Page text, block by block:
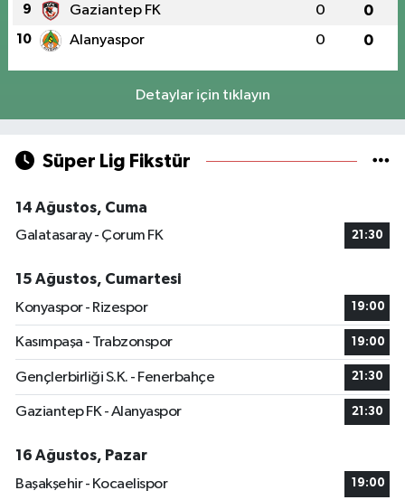
9 Gaziantep FK 0 0
10 Alanyaspor 0 0
Detaylar için tıklayın
Süper Lig Fikstür
14 Ağustos, Cuma
Galatasaray - Çorum FK
21:30
15 Ağustos, Cumartesi
Konyaspor - Rizespor
19:00
Kasımpaşa - Trabzonspor 19:00
Gençlerbirliği S.K. - Fenerbahçe 21:30
Gaziantep FK - Alanyaspor 21:30
16 Ağustos, Pazar
Başakşehir - Kocaelispor
19:00